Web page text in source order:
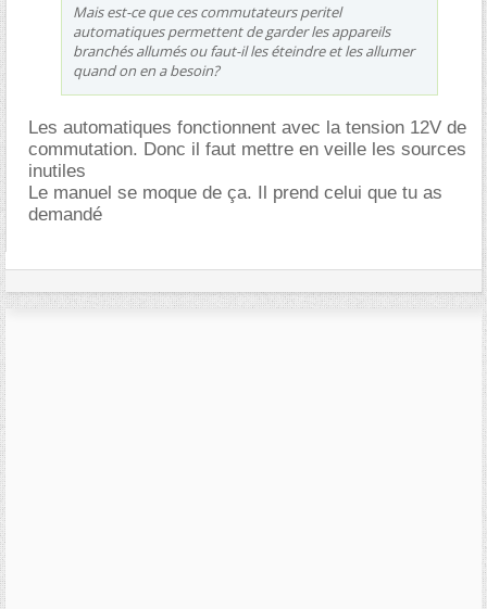
Mais est-ce que ces commutateurs peritel
automatiques permettent de garder les appareils
branchés allumés ou faut-il les éteindre et les allumer
quand on en a besoin?
Les automatiques fonctionnent avec la tension 12V de
commutation. Donc il faut mettre en veille les sources
inutiles
Le manuel se moque de ça. Il prend celui que tu as
demandé